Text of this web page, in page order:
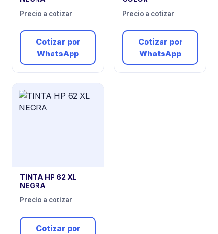
Precio a cotizar
Cotizar por
WhatsApp
Precio a cotizar
Cotizar por
WhatsApp
TINTA HP 62 XL
NEGRA
Precio a cotizar
Cotizar por